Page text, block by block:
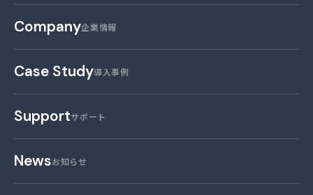
Company企業情報
Case Study導入事例
Supportサポート
Newsお知らせ